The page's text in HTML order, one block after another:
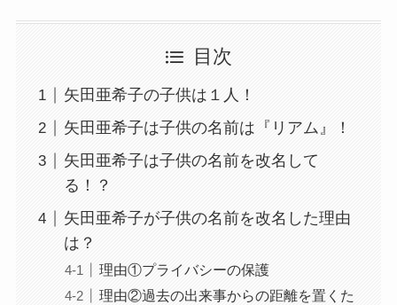
目次
矢田亜希子の子供は１人！
矢田亜希子は子供の名前は『リアム』！
矢田亜希子は子供の名前を改名して
る！？
矢田亜希子が子供の名前を改名した理由
は？
理由①プライバシーの保護
理由②過去の出来事からの距離を置くた